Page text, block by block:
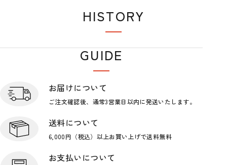
HISTORY
GUIDE
お届けについて
ご注文確認後、通常3営業日以内に発送いたします。
送料について
6,000円（税込）以上お買い上げで送料無料
お支払いについて